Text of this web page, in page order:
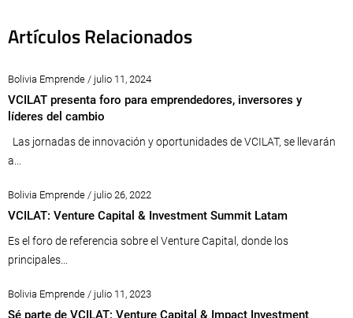
Artículos Relacionados
Bolivia Emprende / julio 11, 2024
VCILAT presenta foro para emprendedores, inversores y
líderes del cambio
Las jornadas de innovación y oportunidades de VCILAT, se llevarán
a...
Bolivia Emprende / julio 26, 2022
VCILAT: Venture Capital & Investment Summit Latam
Es el foro de referencia sobre el Venture Capital, donde los
principales...
Bolivia Emprende / julio 11, 2023
Sé parte de VCILAT: Venture Capital & Impact Investment